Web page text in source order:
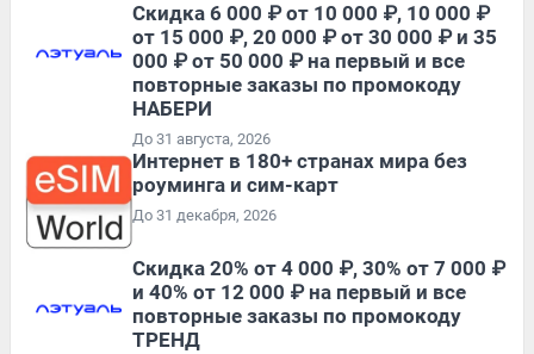
Скидка 6 000 ₽ от 10 000 ₽, 10 000 ₽
от 15 000 ₽, 20 000 ₽ от 30 000 ₽ и 35
000 ₽ от 50 000 ₽ на первый и все
повторные заказы по промокоду
НАБЕРИ
До 31 августа, 2026
Интернет в 180+ странах мира без
роуминга и сим-карт
До 31 декабря, 2026
Скидка 20% от 4 000 ₽, 30% от 7 000 ₽
и 40% от 12 000 ₽ на первый и все
повторные заказы по промокоду
ТРЕНД